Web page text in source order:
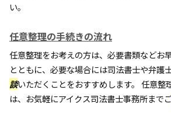
い。
任意整理の手続きの流れ
任意整理をお考えの方は、必要書類などお
とともに、必要な場合には司法書士や弁護
談いただくことをおすすめします。 任意整
は、お気軽にアイクス司法書士事務所まで